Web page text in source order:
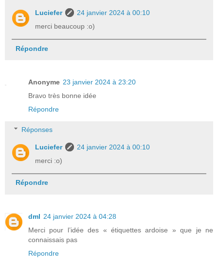
Luciefer
24 janvier 2024 à 00:10
merci beaucoup :o)
Répondre
Anonyme 23 janvier 2024 à 23:20
Bravo très bonne idée
Répondre
Réponses
Luciefer
24 janvier 2024 à 00:10
merci :o)
Répondre
dml 24 janvier 2024 à 04:28
Merci pour l’idée des « étiquettes ardoise » que je ne
connaissais pas
Répondre